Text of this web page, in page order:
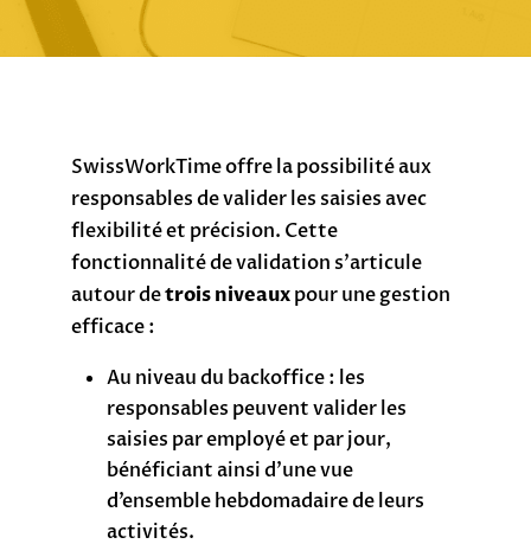
SwissWorkTime offre la possibilité aux
responsables de valider les saisies avec
flexibilité et précision. Cette
fonctionnalité de validation s’articule
autour detrois niveauxpour une gestion
efficace :
Au niveau du backoffice : les
responsables peuvent valider les
saisies par employé et par jour,
bénéficiant ainsi d’une vue
d’ensemble hebdomadaire de leurs
activités.